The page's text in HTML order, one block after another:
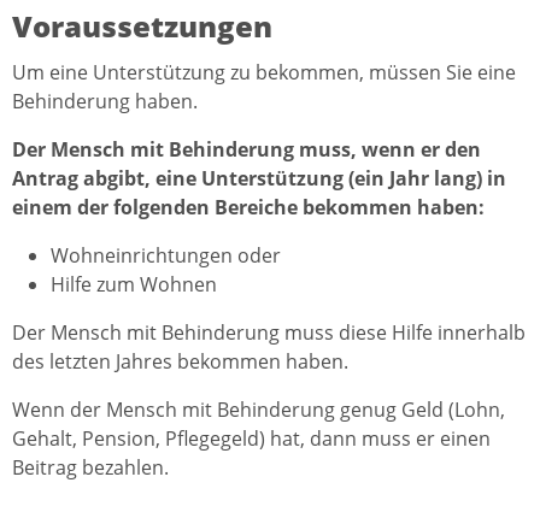
Voraussetzungen
Um eine Unterstützung zu bekommen, müssen Sie eine
Behinderung haben.
Der Mensch mit Behinderung muss, wenn er den
Antrag abgibt, eine Unterstützung (ein Jahr lang) in
einem der folgenden Bereiche bekommen haben:
Wohneinrichtungen oder
Hilfe zum Wohnen
Der Mensch mit Behinderung muss diese Hilfe innerhalb
des letzten Jahres bekommen haben.
Wenn der Mensch mit Behinderung genug Geld (Lohn,
Gehalt, Pension, Pflegegeld) hat, dann muss er einen
Beitrag bezahlen.